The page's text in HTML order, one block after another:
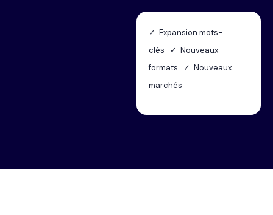
✓ Expansion mots-
clés ✓ Nouveaux
formats ✓ Nouveaux
marchés